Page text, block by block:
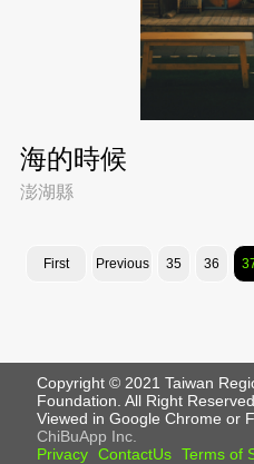
海的時候
澎湖縣
First Previous 35 36
Copyright © 2021 Taiwan
Foundation. All Right
Viewed in Google Chrome or
ChiBuApp Inc.
Privacy ContactUs Terms of